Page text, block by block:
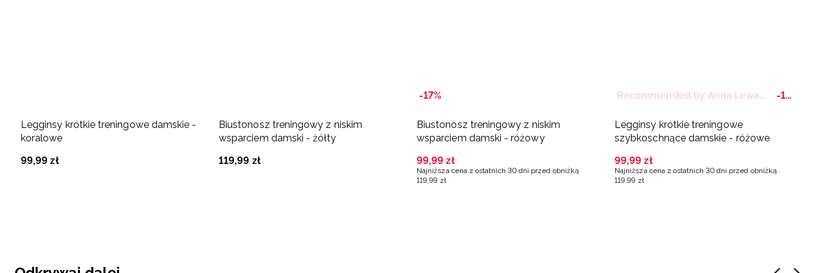
Legginsy krótkie treningowe damskie -
koralowe
99,99 zł
Biustonosz treningowy z niskim
wsparciem damski - żółty
119,99 zł
-17%
Biustonosz treningowy z niskim
wsparciem damski - różowy
99,99 zł
Najniższa cena z ostatnich 30 dni przed obniżką
119 ,99 zł
Recommended by Anna Lewandowska -17%
Legginsy krótkie treningowe
szybkoschnące damskie - różowe
99,99 zł
Najniższa cena z ostatnich 30 dni przed obniżką
119 ,99 zł